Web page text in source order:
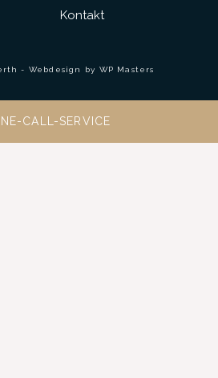
Kontakt
- Webdesign by WP Masters
CALL-SERVICE